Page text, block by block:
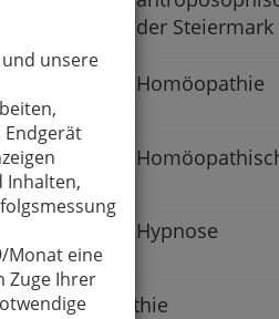
unsere
Inhalten,
Monat eine
Zuge Ihrer
der Steiermark
Homöopathie
Hypnose
Osteopathie